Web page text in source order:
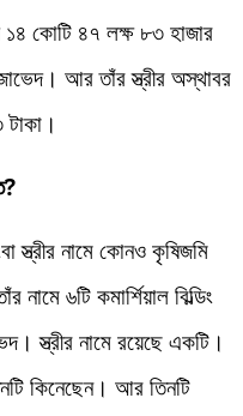
১৪ কোটি ৪৭ লক্ষ ৮৩ হাজার
আর তাঁর স্ত্রীর অস্থাবর
স্ত্রীর নামে কোনও কৃষিজমি
৬টি কমার্শিয়াল বিল্ডিং
স্ত্রীর নামে রয়েছে একটি।
কিনেছেন। আর তিনটি